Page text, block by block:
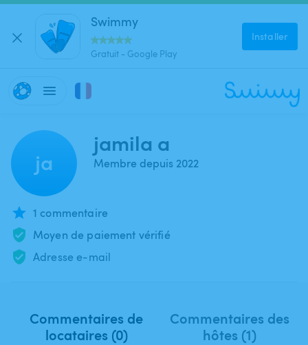
Swimmy
Gratuit - Google Play
Installer
ja
jamila a
Membre depuis 2022
1 commentaire
Moyen de paiement vérifié
Adresse e-mail
Commentaires de
locataires (0)
Commentaires des
hôtes (1)